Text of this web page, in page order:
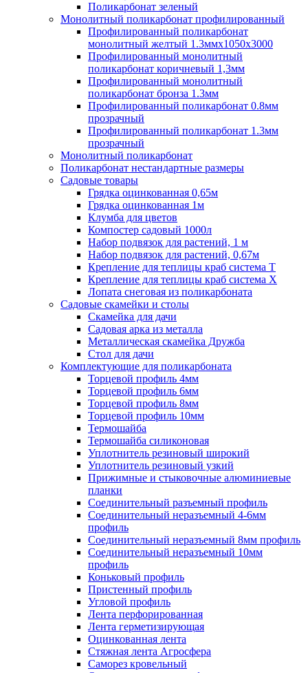
Поликарбонат зеленый
Монолитный поликарбонат профилированный
Профилированный поликарбонат
монолитный желтый 1.3ммх1050х3000
Профилированный монолитный
поликарбонат коричневый 1,3мм
Профилированный монолитный
поликарбонат бронза 1.3мм
Профилированный поликарбонат 0.8мм
прозрачный
Профилированный поликарбонат 1.3мм
прозрачный
Монолитный поликарбонат
Поликарбонат нестандартные размеры
Садовые товары
Грядка оцинкованная 0,65м
Грядка оцинкованная 1м
Клумба для цветов
Компостер садовый 1000л
Набор подвязок для растений, 1 м
Набор подвязок для растений, 0,67м
Крепление для теплицы краб система Т
Крепление для теплицы краб система Х
Лопата снеговая из поликарбоната
Садовые скамейки и столы
Скамейка для дачи
Садовая арка из металла
Металлическая скамейка Дружба
Стол для дачи
Комплектующие для поликарбоната
Торцевой профиль 4мм
Торцевой профиль 6мм
Торцевой профиль 8мм
Торцевой профиль 10мм
Термошайба
Термошайба силиконовая
Уплотнитель резиновый широкий
Уплотнитель резиновый узкий
Прижимные и стыковочные алюминиевые
планки
Соединительный разъемный профиль
Соединительный неразъемный 4-6мм
профиль
Соединительный неразъемный 8мм профиль
Соединительный неразъемный 10мм
профиль
Коньковый профиль
Пристенный профиль
Угловой профиль
Лента перфорированная
Лента герметизирующая
Оцинкованная лента
Стяжная лента Агросфера
Саморез кровельный